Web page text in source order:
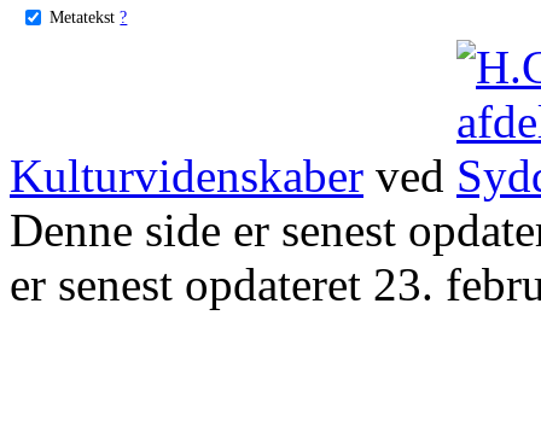
Metatekst ?
Kulturvidenskaber ved
Denne side er senest
er senest opdateret 23.